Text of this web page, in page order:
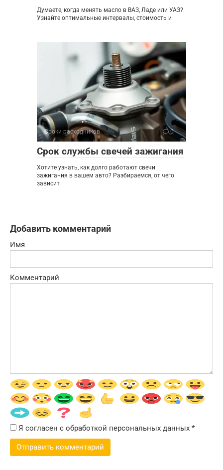
Думаете, когда менять масло в ВАЗ, Ладе или УАЗ?
Узнайте оптимальные интервалы, стоимость и
Сроки расходников 0
Срок службы свечей зажигания
Хотите узнать, как долго работают свечи
зажигания в вашем авто? Разбираемся, от чего
зависит
Добавить комментарий
Имя
Комментарий
Я согласен с обработкой персональных данных *